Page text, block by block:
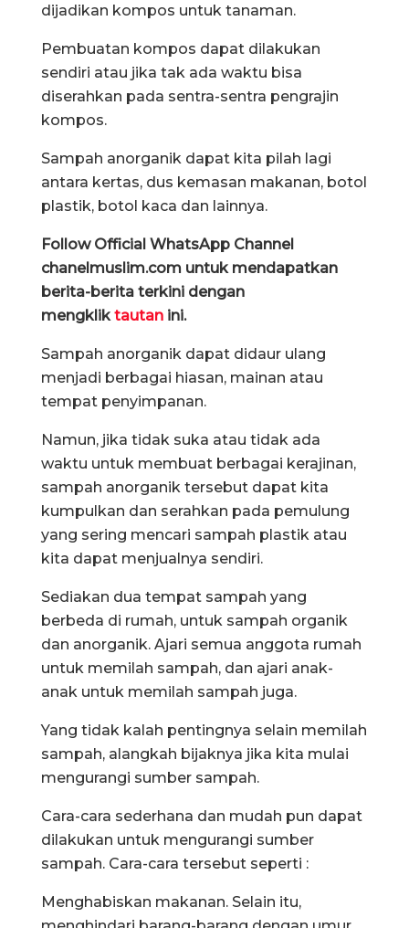
dijadikan kompos untuk tanaman.
Pembuatan kompos dapat dilakukan
sendiri atau jika tak ada waktu bisa
diserahkan pada sentra-sentra pengrajin
kompos.
Sampah anorganik dapat kita pilah lagi
antara kertas, dus kemasan makanan, botol
plastik, botol kaca dan lainnya.
Follow Official WhatsApp Channel
chanelmuslim.com untuk mendapatkan
berita-berita terkini dengan
mengkliktautan ini.
Sampah anorganik dapat didaur ulang
menjadi berbagai hiasan, mainan atau
tempat penyimpanan.
Namun, jika tidak suka atau tidak ada
waktu untuk membuat berbagai kerajinan,
sampah anorganik tersebut dapat kita
kumpulkan dan serahkan pada pemulung
yang sering mencari sampah plastik atau
kita dapat menjualnya sendiri.
Sediakan dua tempat sampah yang
berbeda di rumah, untuk sampah organik
dan anorganik. Ajari semua anggota rumah
untuk memilah sampah, dan ajari anak-
anak untuk memilah sampah juga.
Yang tidak kalah pentingnya selain memilah
sampah, alangkah bijaknya jika kita mulai
mengurangi sumber sampah.
Cara-cara sederhana dan mudah pun dapat
dilakukan untuk mengurangi sumber
sampah. Cara-cara tersebut seperti :
Menghabiskan makanan. Selain itu,